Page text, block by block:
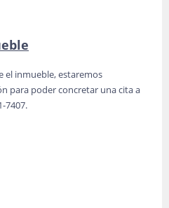
el inmueble, estaremos
para poder concretar una cita a
7407.